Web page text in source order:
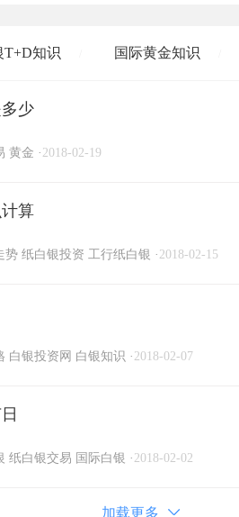
T+D知识 国际黄金知识
银知识
少
黄金 · 2018-02-19
算
势 纸白银投资 工行纸白银 · 2018-02-15
白银投资网 白银知识 · 2018-02-07
纸白银交易 国际白银 · 2018-02-02
加载更多